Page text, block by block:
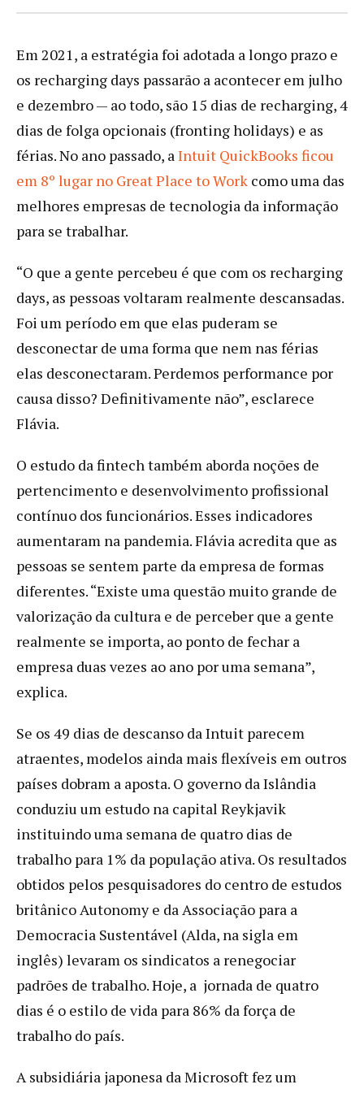
Em 2021, a estratégia foi adotada a longo prazo e
os recharging days passarão a acontecer em julho
e dezembro — ao todo, são 15 dias de recharging, 4
dias de folga opcionais (fronting holidays) e as
férias. No ano passado, aIntuit QuickBooks ficou
em 8º lugar no Great Place to Work como uma das
melhores empresas de tecnologia da informação
para se trabalhar.
“O que a gente percebeu é que com os recharging
days, as pessoas voltaram realmente descansadas.
Foi um período em que elas puderam se
desconectar de uma forma que nem nas férias
elas desconectaram. Perdemos performance por
causa disso? Definitivamente não”, esclarece
Flávia.
O estudo da fintech também aborda noções de
pertencimento e desenvolvimento profissional
contínuo dos funcionários. Esses indicadores
aumentaram na pandemia. Flávia acredita que as
pessoas se sentem parte da empresa de formas
diferentes. “Existe uma questão muito grande de
valorização da cultura e de perceber que a gente
realmente se importa, ao ponto de fechar a
empresa duas vezes ao ano por uma semana”,
explica.
Se os 49 dias de descanso da Intuit parecem
atraentes, modelos ainda mais flexíveis em outros
países dobram a aposta. O governo da Islândia
conduziu um estudo na capital Reykjavik
instituindo uma semana de quatro dias de
trabalho para 1% da população ativa. Os resultados
obtidos pelos pesquisadores do centro de estudos
britânico Autonomy e da Associação para a
Democracia Sustentável (Alda, na sigla em
inglês) levaram os sindicatos a renegociar
padrões de trabalho. Hoje, a jornada de quatro
dias é o estilo de vida para 86% da força de
trabalho do país.
A subsidiária japonesa da Microsoft fez um